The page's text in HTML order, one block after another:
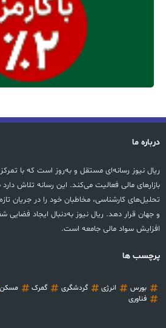
درباره ما
ریال نیوز رسانه‌ای مستقل و به‌روز است که با تمرکز
بازارهای مالی فعالیت می‌کند. این رسانه تلاش
تحلیل‌های کارشناسی، مخاطبان خود را در جریان
و جهان قرار دهد. ریال نیوز به‌دنبال ایجاد
افزایش سواد مالی جامعه است.
پرچسب ها
بورس انرژی گردشگری گمرک مسکن
فناوری